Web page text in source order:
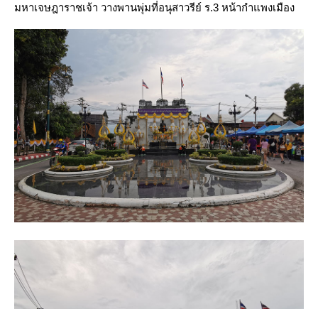
มหาเจษฎาราชเจ้า วางพานพุ่มที่อนุสาวรีย์ ร.3 หน้ากำแพงเมือง